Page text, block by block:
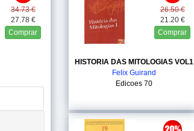
34.73 €
27.78 €
Comprar
26.50 €
21.20 €
Comprar
HISTORIA DAS MITOLOGIAS VOL1
Felix Guirand
Edicoes 70